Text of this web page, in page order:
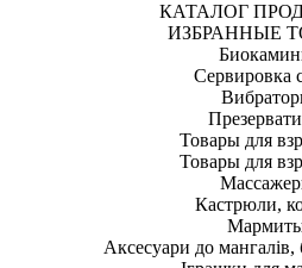
КАТАЛОГ
ИЗБРАННЫЕ
Сервировка
Товары для
Товары для
Кастрюли,
Аксесуари до мангалів,